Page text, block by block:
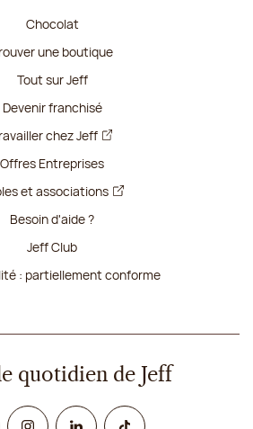
Chocolat
une boutique
Tout sur Jeff
Devenir franchisé
chez Jeff
Offres Entreprises
et associations
Besoin d'aide ?
Jeff Club
: partiellement conforme
quotidien de Jeff